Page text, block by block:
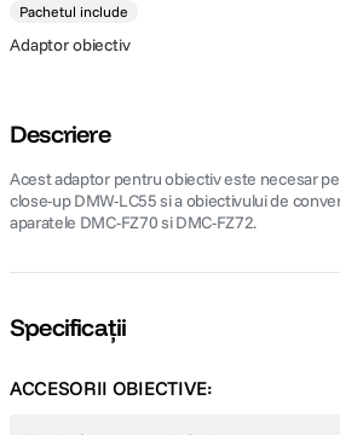
Pachetul include
Adaptor obiectiv
Descriere
Acest adaptor pentru obiectiv este necesar
close-up DMW-LC55 si a obiectivului de
aparatele DMC-FZ70 si DMC-FZ72.
Specificații
ACCESORII OBIECTIVE: